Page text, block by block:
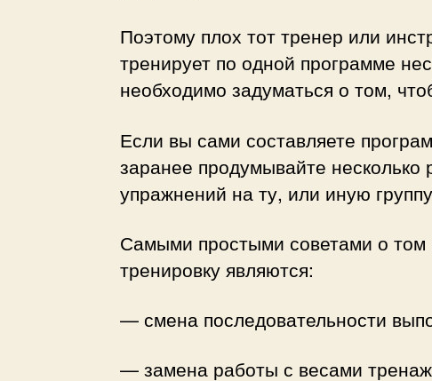
Поэтому плох тот тренер или
тренирует по одной программе
необходимо задуматься о том,
Если вы сами составляете
заранее продумывайте несколько
упражнений на ту, или иную
Самыми простыми советами о том
тренировку являются:
— смена последовательности
— замена работы с весами